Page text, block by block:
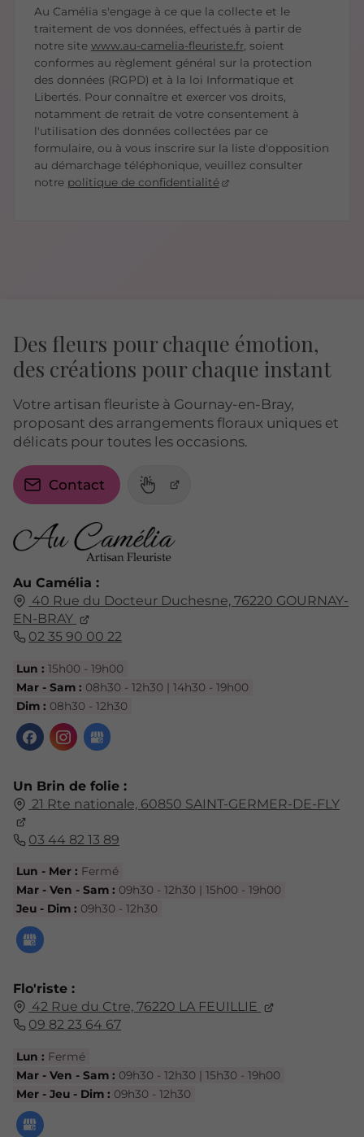
Au Camélia s'engage à ce que la collecte et le
traitement de vos données, effectués à partir de
notre site www.au-camelia-fleuriste.fr, soient
conformes au règlement général sur la protection
des données (RGPD) et à la loi Informatique et
Libertés. Pour connaître et exercer vos droits,
notamment de retrait de votre consentement à
l'utilisation des données collectées par ce
formulaire, ou à vous inscrire sur la liste d'opposition
au démarchage téléphonique, veuillez consulter
notre politique de confidentialité
Au Camélia :
40 Rue du Docteur Duchesne,76220 GOURNAY-
EN-BRAY
02 35 90 00 22
Lun :15h00 - 19h00
Mar - Sam : 08h30 - 12h30 | 14h30 - 19h00
Dim : 08h30 - 12h30
Un Brin de folie :
21 Rte nationale, 60850 SAINT-GERMER-DE-FLY
03 44 82 13 89
Lun - Mer : Fermé
Mar - Ven - Sam : 09h30 - 12h30 | 15h00 - 19h00
Jeu - Dim : 09h30 - 12h30
Flo'riste :
42 Rue du Ctre, 76220 LA FEUILLIE
09 82 23 64 67
Lun : Fermé
Mar - Ven - Sam : 09h30 - 12h30 | 15h30 - 19h00
Mer - Jeu - Dim : 09h30 - 12h30
Des fleurs pour chaque émotion,
des créations pour chaque instant
Votre artisan fleuriste à Gournay-en-Bray,
proposant des arrangements floraux uniques et
délicats pour toutes les occasions.
Contact